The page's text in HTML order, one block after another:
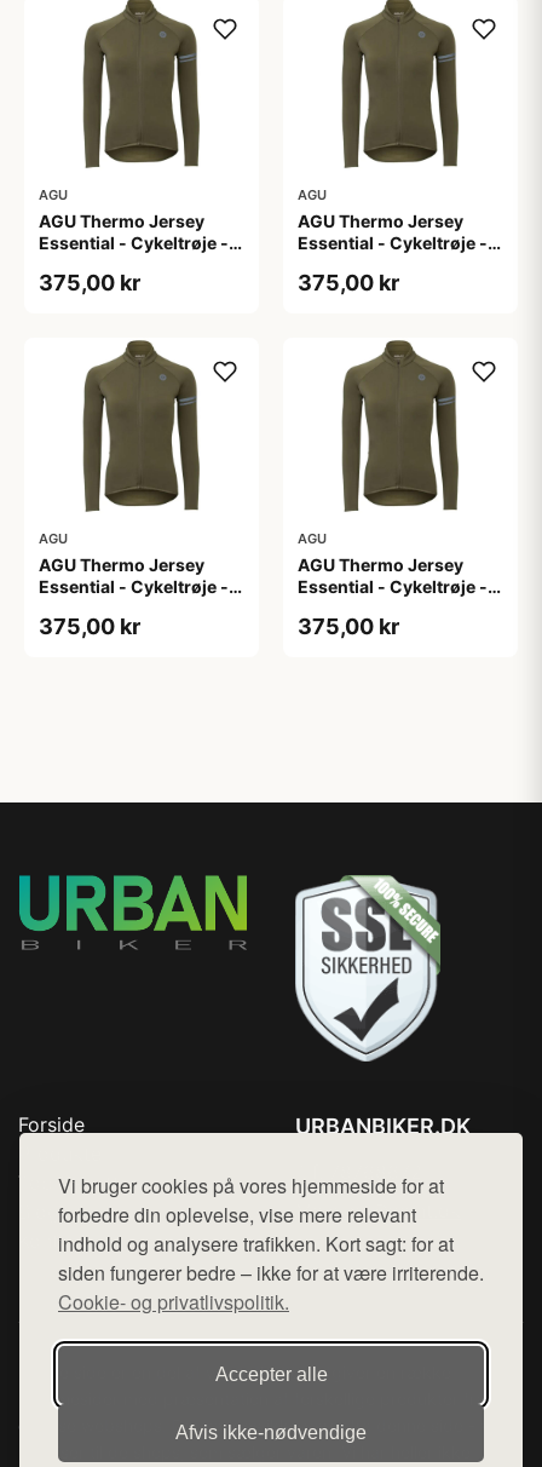
Vi bruger cookies på vores hjemmeside for at
forbedre din oplevelse, vise mere relevant
indhold og analysere trafikken. Kort sagt: for at
siden fungerer bedre – ikke for at være irriterende.
Cookie- og privatlivspolitik.
Accepter alle
Afvis ikke‑nødvendige
AGU
AGU Thermo Jersey
Essential - Cykeltrøje -
M
375,00 kr
AGU
AGU Thermo Jersey
Essential - Cykeltrøje -
S
375,00 kr
AGU
AGU Thermo Jersey
Essential - Cykeltrøje -
XL
375,00 kr
AGU
AGU Thermo Jersey
Essential - Cykeltrøje -
XXL
375,00 kr
Forside
Top Rabatter
Blog
Kontakt
URBANBIKER.DK
Mail: hej@want.dk
Cookie- og privatlivspolitik
Denne side er en del af want.dk, der udgiver en række
hjemmesider med præsentation af forskellige produkter fra
diverse webshops. Der sælges ikke varer fra denne side - vi